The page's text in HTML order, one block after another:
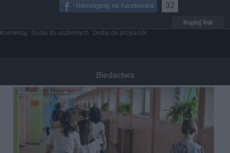
32
Kopiuj link
Komentuj Dodaj do ulubionych Dodaj do przyjaciół
Biedactwa